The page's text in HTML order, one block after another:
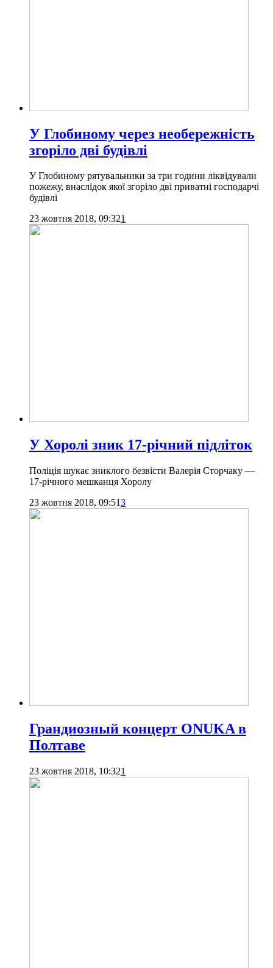
У Глобиному через необережність
згоріло дві будівлі
У Глобиному рятувальники за три години ліквідували
пожежу, внаслідок якої згоріло дві приватні господарчі
будівлі
23 жовтня 2018, 09:321
У Хоролі зник 17-річний підліток
Поліція шукає зниклого безвісти Валерія Сторчаку —
17-річного мешканця Хоролу
23 жовтня 2018, 09:513
Грандиозный концерт ONUKA в
Полтаве
23 жовтня 2018, 10:321